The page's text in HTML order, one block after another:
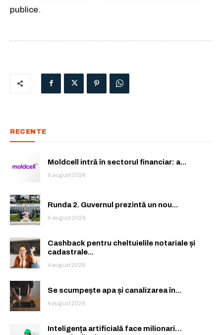
Rămâi conectat la lumea afacerilor și
Abonează-te la newsletterul The List și citește știrile altfel.
Rămâi conectat la lumea afacerilor și
Abonează-te la newsletterul The List și citește știrile altfel.
publice.
RECENTE
Moldcell intră în sectorul financiar: a...
6 august 2026
Runda 2. Guvernul prezintă un nou...
6 august 2026
Cashback pentru cheltuielile notariale și
cadastrale...
4 august 2026
Se scumpește apa și canalizarea în...
4 august 2026
Inteligența artificială face milionari…